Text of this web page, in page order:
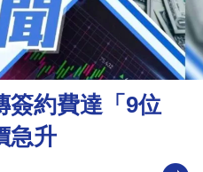
簽約費達「9位
急升